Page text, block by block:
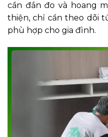
cần đắn đo và hoang
thiện, chỉ cần theo dõi
phù hợp cho gia đình.